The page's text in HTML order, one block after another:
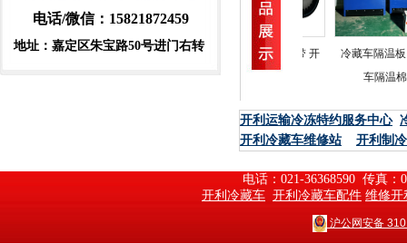
电话/微信：15821872459
地址：嘉定区朱宝路50号进门右转
开利冷藏车最新款
开利制冷机皮带 开
冷藏车隔温板
车隔温棉
开利运输冷冻特约服务中心
开利冷藏车维修站
开利制
电话：021-36368590  传真：
开利冷藏车 开利冷藏车配件 维修开
沪公网安备